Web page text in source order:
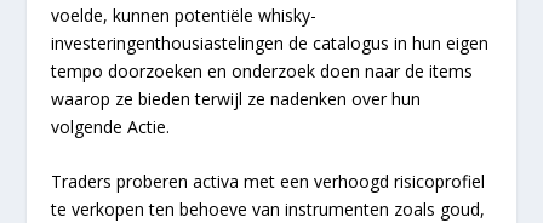
voelde, kunnen potentiële whisky-
investeringenthousiastelingen de catalogus in hun eigen
tempo doorzoeken en onderzoek doen naar de items
waarop ze bieden terwijl ze nadenken over hun
volgende Actie.
Traders proberen activa met een verhoogd risicoprofiel
te verkopen ten behoeve van instrumenten zoals goud,